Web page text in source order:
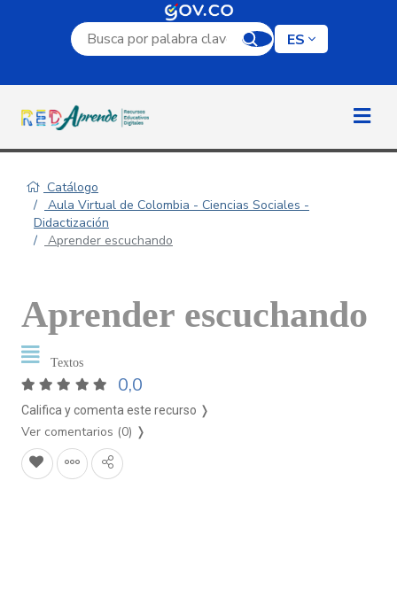
Campo de búsqueda por palabra clave
ES
Catálogo
Aula Virtual de Colombia - Ciencias Sociales -
Didactización
Aprender escuchando
Aprender escuchando
Textos
0,0
Califica y comenta este recurso ❭
Ver comentarios (0) ❭